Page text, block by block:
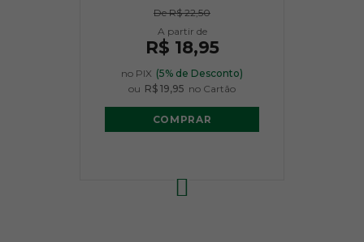
DeR$ 22,50
R$ 18,95
no PIX (5% de Desconto)
ou R$ 19,95 no Cartão
COMPRAR